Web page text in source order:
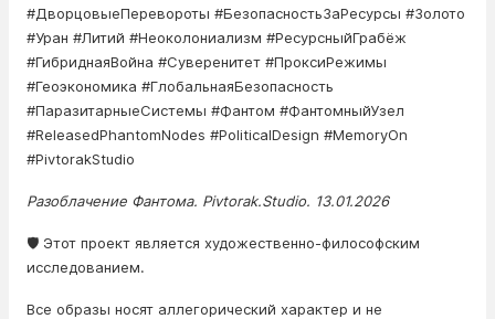
#ДворцовыеПеревороты #БезопасностьЗаРесурсы #Золото
#Уран #Литий #Неоколониализм #РесурсныйГрабёж
#ГибриднаяВойна #Суверенитет #ПроксиРежимы
#Геоэкономика #ГлобальнаяБезопасность
#ПаразитарныеСистемы #Фантом #ФантомныйУзел
#ReleasedPhantomNodes #PoliticalDesign #MemoryOn
#PivtorakStudio
Разоблачение Фантома. Pivtorak.Studio. 13.01.2026
🛡️ Этот проект является художественно-философским
исследованием.
Все образы носят аллегорический характер и не